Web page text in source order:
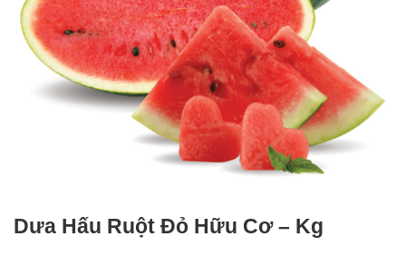
Dưa Hấu Ruột Đỏ Hữu Cơ – Kg